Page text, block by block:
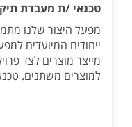
טכנאי /ת מעבדת
מפעל היצור שלנו
ייחודים המיועדים
מייצר מוצרים לצד
למוצרים משתנים.